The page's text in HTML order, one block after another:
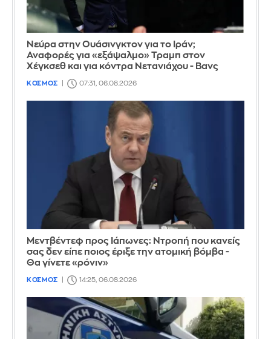
Νεύρα στην Ουάσινγκτον για το Ιράν;
Αναφορές για «εξάψαλμο» Τραμπ στον
Χέγκσεθ και για κόντρα Νετανιάχου - Βανς
ΚΟΣΜΟΣ 07:31, 06.08.2026
Μεντβέντεφ προς Ιάπωνες: Ντροπή που κανείς
σας δεν είπε ποιος έριξε την ατομική βόμβα -
Θα γίνετε «ρόνιν»
ΚΟΣΜΟΣ 14:25, 06.08.2026